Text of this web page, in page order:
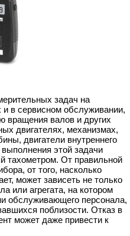
задач на
и в сервисном обслуживании,
вращения валов и других
двигателях, механизмах,
двигатели внутреннего
этой задачи
тахометром. От правильной
от того, насколько
может зависеть не только
или агрегата, на котором
обслуживающего персонала,
поблизости. Отказ в
может даже привести к